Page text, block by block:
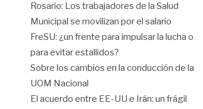
Rosario: Los trabajadores de la Salud
Municipal se movilizan por el salario
FreSU: ¿un frente para impulsar la lucha o
para evitar estallidos?
Sobre los cambios en la conducción de la
UOM Nacional
El acuerdo entre EE-UU e Irán: un frágil